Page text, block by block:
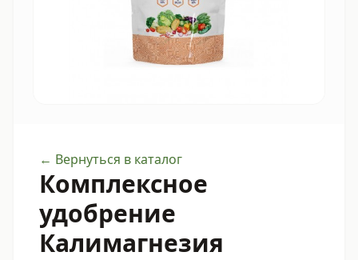
← Вернуться в каталог
Комплексное
удобрение
Калимагнезия